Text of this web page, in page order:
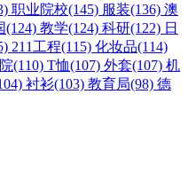
职业院校(145) 服装(136) 澳
(124) 教学(124) 科研(122) 日
211工程(115) 化妆品(114)
(110) T恤(107) 外套(107) 机
衬衫(103) 教育局(98) 德